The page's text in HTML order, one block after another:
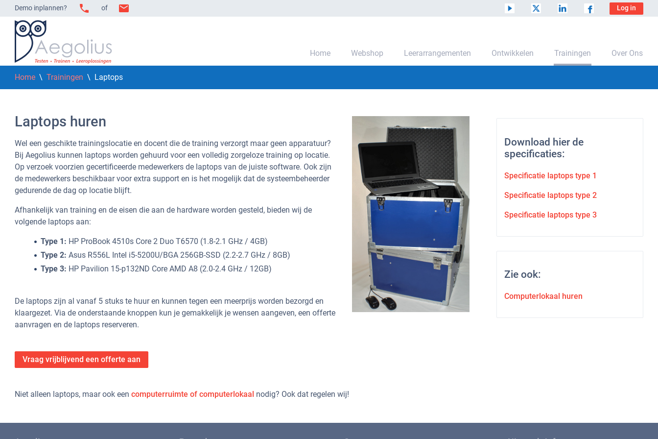
Demo inplannen? of Log in
Home Webshop Leerarrangementen Ontwikkelen Trainingen Over Ons
Home \ Trainingen \ Laptops
Laptops huren
Wel een geschikte trainingslocatie en docent die de training verzorgt maar geen apparatuur?
Bij Aegolius kunnen laptops worden gehuurd voor een volledig zorgeloze training op locatie.
Op verzoek voorzien gecertificeerde medewerkers de laptops van de juiste software. Ook zijn
de medewerkers beschikbaar voor extra support en is het mogelijk dat de systeembeheerder
gedurende de dag op locatie blijft.
Afhankelijk van training en de eisen die aan de hardware worden gesteld, bieden wij de
volgende laptops aan:
Type 1: HP ProBook 4510s Core 2 Duo T6570 (1.8-2.1 GHz / 4GB)
Type 2: Asus R556L Intel i5-5200U/BGA 256GB-SSD (2.2-2.7 GHz / 8GB)
Type 3: HP Pavilion 15-p132ND Core AMD A8 (2.0-2.4 GHz / 12GB)
De laptops zijn al vanaf 5 stuks te huur en kunnen tegen een meerprijs worden bezorgd en
klaargezet. Via de onderstaande knoppen kun je gemakkelijk je wensen aangeven, een offerte
aanvragen en de laptops reserveren.
Vraag vrijblijvend een offerte aan
Niet alleen laptops, maar ook een computerruimte of computerlokaal nodig? Ook dat regelen wij!
Download hier de
specificaties:
Specificatie laptops type 1
Specificatie laptops type 2
Specificatie laptops type 3
Zie ook:
Computerlokaal huren